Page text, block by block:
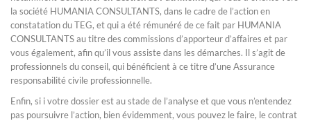
la société HUMANIA CONSULTANTS, dans le cadre de l’action en
constatation du TEG, et qui a été rémunéré de ce fait par HUMANIA
CONSULTANTS au titre des commissions d’apporteur d’affaires et par
vous également, afin qu’il vous assiste dans les démarches. Il s’agit de
professionnels du conseil, qui bénéficient à ce titre d’une Assurance
responsabilité civile professionnelle.
Enfin, si i votre dossier est au stade de l’analyse et que vous n’entendez
pas poursuivre l’action, bien évidemment, vous pouvez le faire, le contrat